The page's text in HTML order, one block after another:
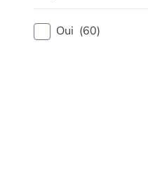
Oui (60)